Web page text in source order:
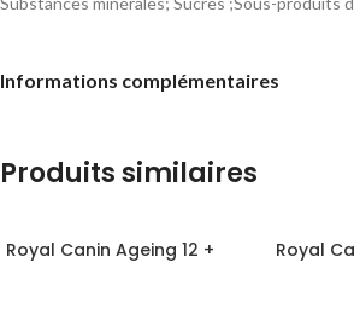
Informations complémentaires
Produits similaires
Royal Canin Ageing 12 + Royal